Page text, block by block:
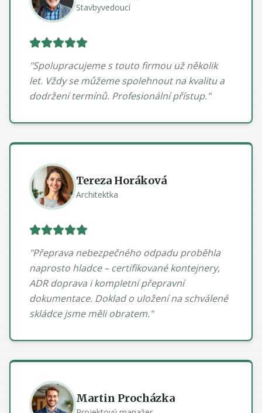
Stavbyvedoucí
"Spolupracujeme s touto firmou už několik
let. Vždy se můžeme spolehnout na kvalitu a
dodržení termínů. Profesionální přístup."
Tereza Horáková
Architektka
"Přeprava nebezpečného odpadu proběhla
naprosto hladce – certifikované kontejnery,
ADR doprava i kompletní přepravní
dokumentace. Doklad o uložení na schválené
skládce jsme měli obratem."
Martin Procházka